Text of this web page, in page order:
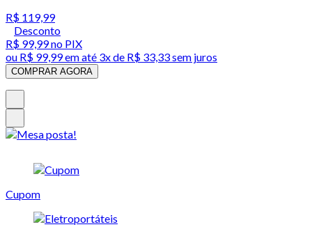
R$ 119,99
Desconto
R$ 99,99no PIX
ou R$ 99,99em até 3x de R$ 33,33 sem juros
COMPRAR AGORA
Cupom